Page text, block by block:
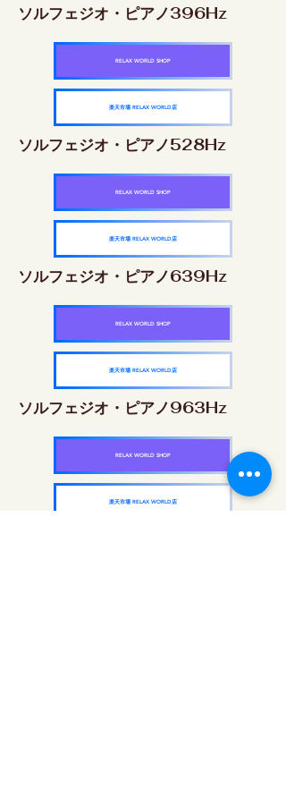
ソルフェジオ・ピアノ396Hz
RELAX WORLD SHOP
楽天市場 RELAX WORLD店
ソルフェジオ・ピアノ528Hz
RELAX WORLD SHOP
楽天市場 RELAX WORLD店
ソルフェジオ・ピアノ639Hz
RELAX WORLD SHOP
楽天市場 RELAX WORLD店
ソルフェジオ・ピアノ963Hz
RELAX WORLD SHOP
楽天市場 RELAX WORLD店